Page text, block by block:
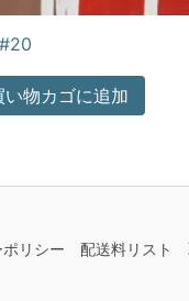
い物カゴに追加
リシー 配送料リスト